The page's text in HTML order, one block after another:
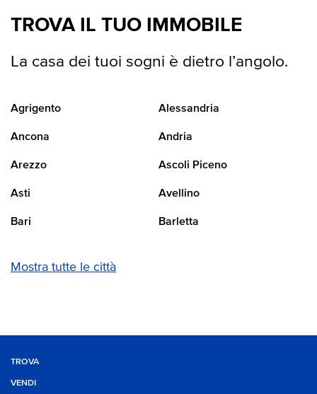
TROVA IL TUO IMMOBILE
La casa dei tuoi sogni è dietro l’angolo.
Agrigento Alessandria
Ancona Andria
Arezzo Ascoli Piceno
Asti Avellino
Bari Barletta
Mostra tutte le città
TROVA
VENDI